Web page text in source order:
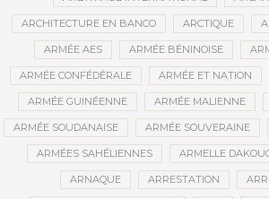
ARCHITECTURE EN BANCO ARCTIQUE
ARMÉE AES ARMÉE BÉNINOISE
ARMÉE CONFÉDÉRALE ARMÉE ET NATION
ARMÉE GUINÉENNE ARMÉE MALIENNE
ARMÉE SOUDANAISE ARMÉE SOUVERAINE
ARMÉES SAHÉLIENNES ARMELLE
ARNAQUE ARRESTATION